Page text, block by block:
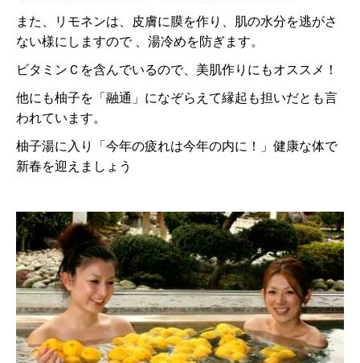
また、リモネンは、皮膚に膜を作り、肌の水分を逃がさ
ない様にしますので 、湯冷めを防ぎます。
ビタミンＣを含んでいるので、美肌作りにもオススメ！
他にも柚子を「融通」になぞらえて縁起も担いだとも言
われています。
柚子湯に入り「今年の疲れは今年の内に！」健康な体で
新春を迎えましょう